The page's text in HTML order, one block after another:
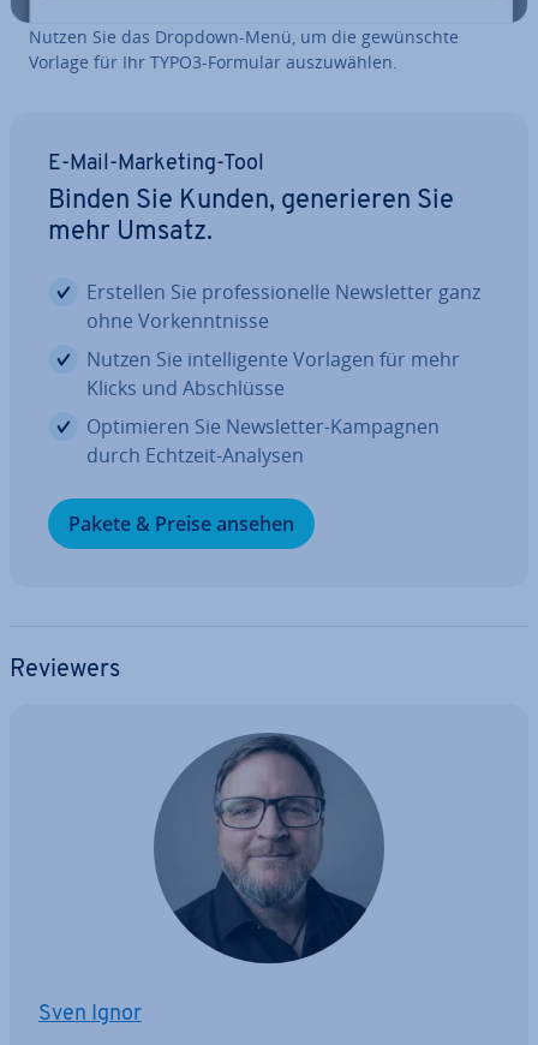
Nutzen Sie das Dropdown-Menü, um die ge­wünsch­te
Vorlage für Ihr TYPO3-Formular aus­zu­wäh­len.
E-Mail-Marketing-Tool
Binden Sie Kunden, ge­ne­rie­ren Sie
mehr Umsatz.
Erstellen Sie pro­fes­sio­nel­le News­let­ter ganz
ohne Vor­kennt­nis­se
Nutzen Sie in­tel­li­gen­te Vorlagen für mehr
Klicks und Ab­schlüs­se
Op­ti­mie­ren Sie News­let­ter-Kampagnen
durch Echtzeit-Analysen
Pakete & Preise ansehen
Reviewers
Sven Ignor